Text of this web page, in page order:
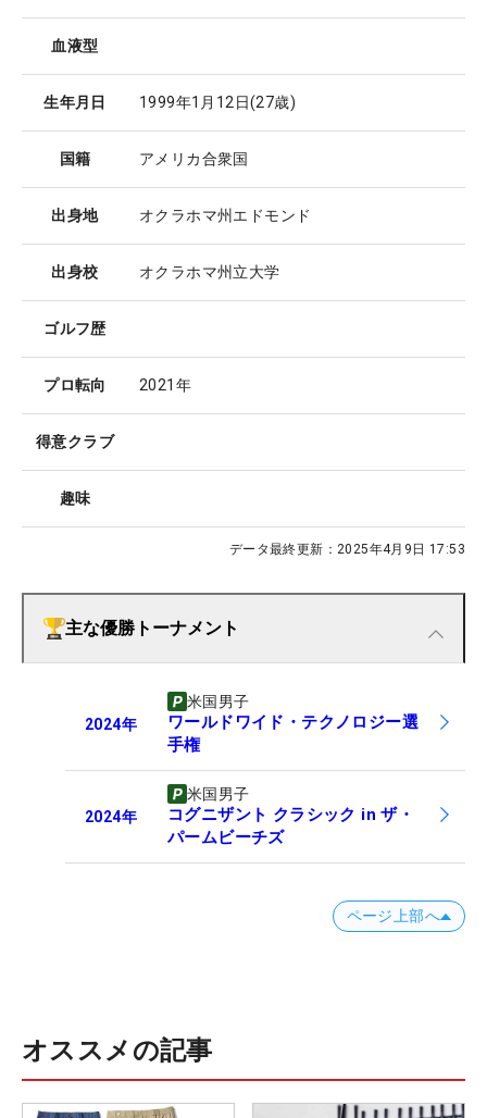
血液型
生年月日 1999年1月12日(27歳)
国籍 アメリカ合衆国
出身地 オクラホマ州エドモンド
出身校 オクラホマ州立大学
ゴルフ歴
プロ転向 2021年
得意クラブ
趣味
データ最終更新： 2025年4月9日 17:53
主な優勝トーナメント
2024年
米国男子
ワールドワイド・テクノロジー選
手権
2024年
米国男子
コグニザント クラシック in ザ・
パームビーチズ
ページ上部へ
オススメの記事